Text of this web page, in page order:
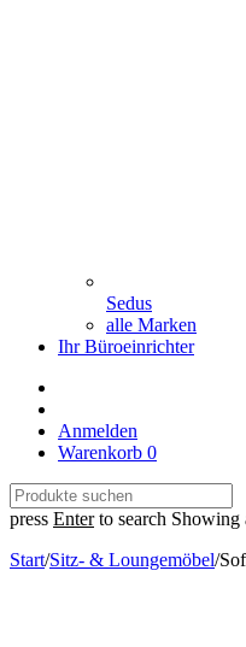
Sedus
alle Marken
Ihr Büroeinrichter
Anmelden
Warenkorb 0
press Enterto search Showing
Start/Sitz- & Loungemöbel/